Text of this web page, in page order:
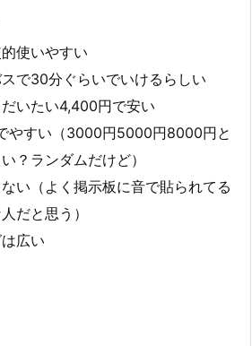
使いやすい
で30分ぐらいでいけるらしい
いたい4,400円で安い
やすい（3000円5000円8000円と
？ランダムだけど）
い（よく掲示板に音で貼られてる
だと思う）
広い